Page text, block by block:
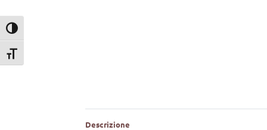
Attiva/disattiva alto contrasto
Attiva/disattiva dimensione testo
Descrizione